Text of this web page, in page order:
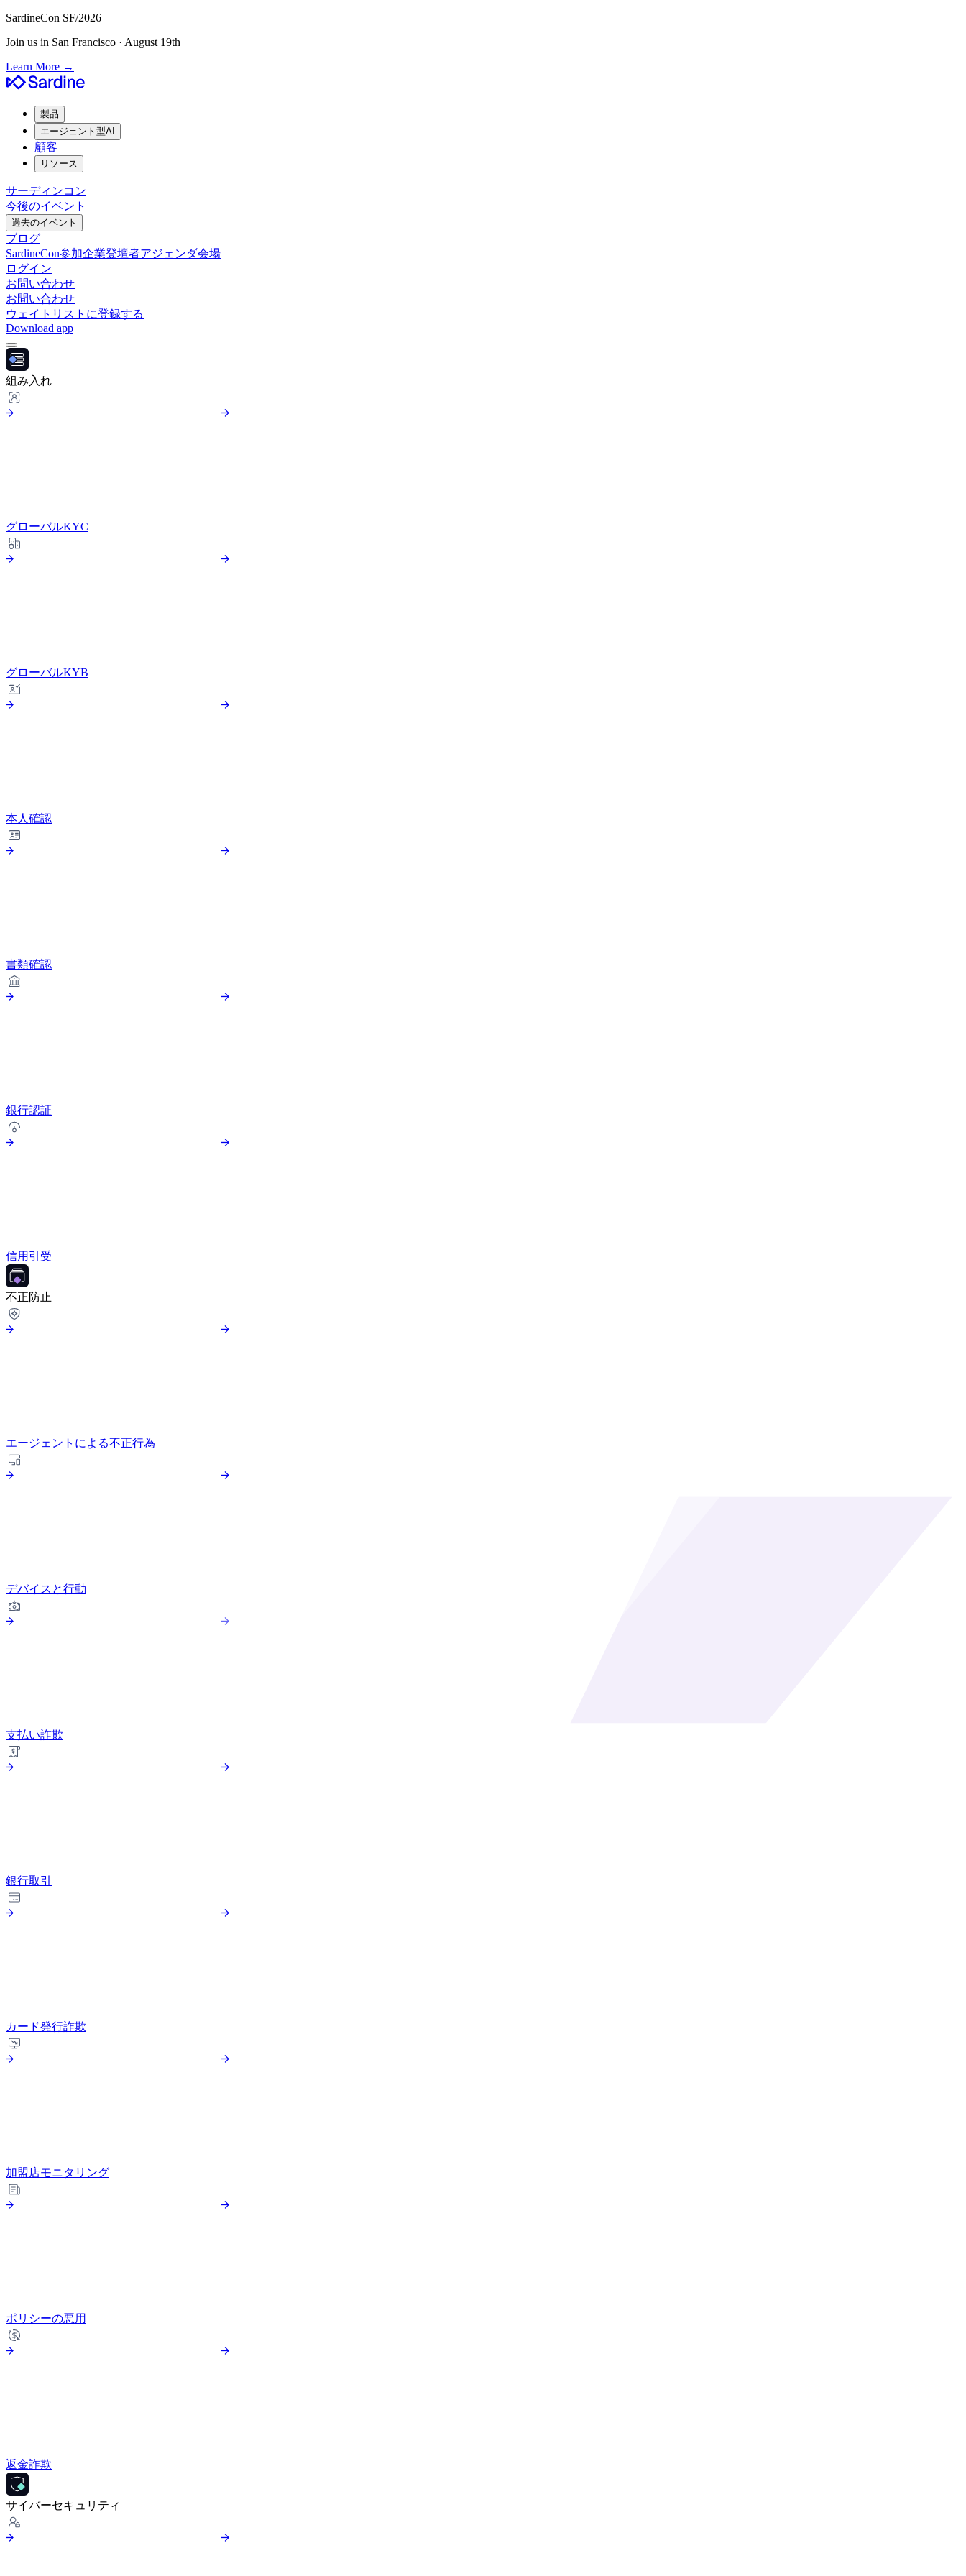
SardineCon SF/2026
Join us in San Francisco · August 19th
Learn More →
製品
エージェント型AI
顧客
リソース
サーディンコン
今後のイベント
過去のイベント
ブログ
SardineCon参加企業登壇者アジェンダ会場
ログイン
お問い合わせ
お問い合わせ
ウェイトリストに登録する
Download app
組み入れ
グローバルKYC
グローバルKYB
本人確認
書類確認
銀行認証
信用引受
不正防止
エージェントによる不正行為
デバイスと行動
支払い詐欺
銀行取引
カード発行詐欺
加盟店モニタリング
ポリシーの悪用
返金詐欺
サイバーセキュリティ